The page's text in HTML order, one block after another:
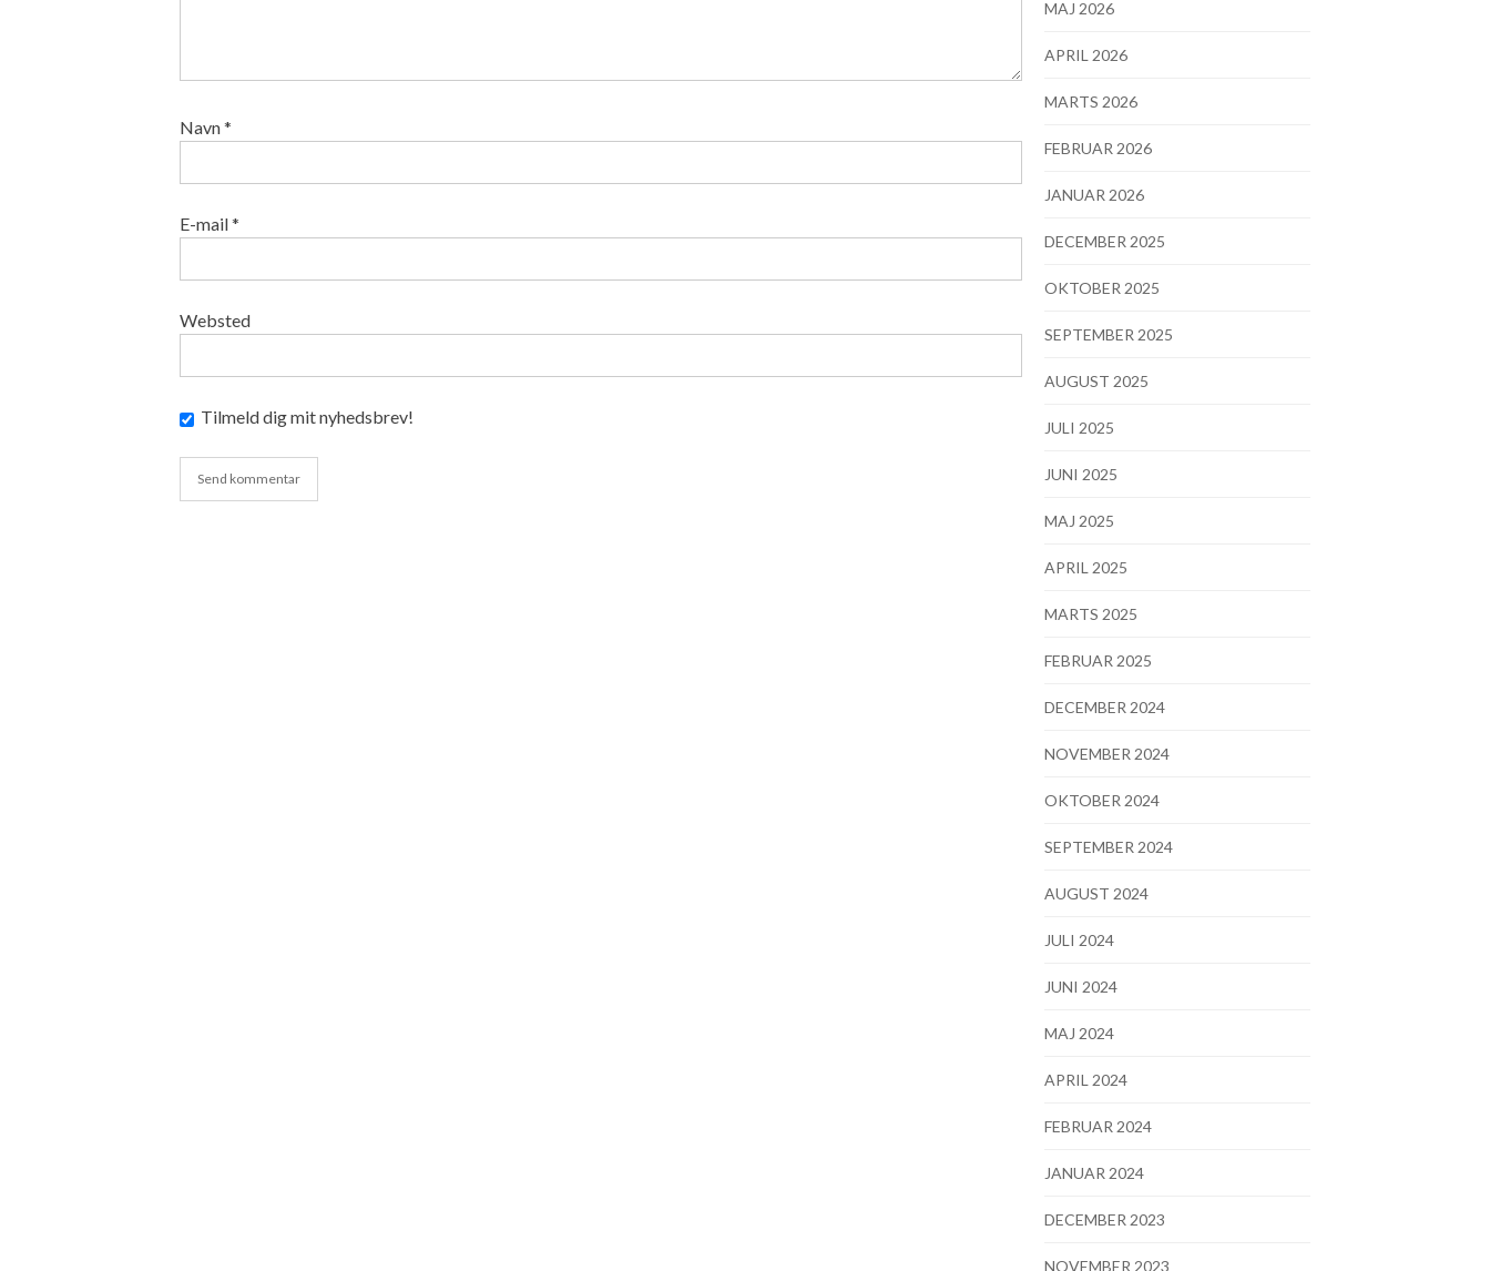
Navn*
E-mail*
Websted
Tilmeld dig mit nyhedsbrev!
MAJ 2026
APRIL 2026
MARTS 2026
FEBRUAR 2026
JANUAR 2026
DECEMBER 2025
OKTOBER 2025
SEPTEMBER 2025
AUGUST 2025
JULI 2025
JUNI 2025
MAJ 2025
APRIL 2025
MARTS 2025
FEBRUAR 2025
DECEMBER 2024
NOVEMBER 2024
OKTOBER 2024
SEPTEMBER 2024
AUGUST 2024
JULI 2024
JUNI 2024
MAJ 2024
APRIL 2024
FEBRUAR 2024
JANUAR 2024
DECEMBER 2023
NOVEMBER 2023